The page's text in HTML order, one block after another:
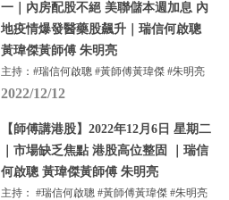
一｜內房配股不絕 美聯儲本週加息 內
地疫情爆發醫藥股飆升｜瑞信何啟聰
黃瑋傑黃師傅 朱明亮
主持：#瑞信何啟聰 #黃師傅黃瑋傑 #朱明亮
2022/12/12
【師傅講港股】2022年12月6日 星期二
｜市場缺乏焦點 港股高位整固 ｜瑞信
何啟聰 黃瑋傑黃師傅 朱明亮
主持： #瑞信何啟聰 #黃師傅黃瑋傑 #朱明亮